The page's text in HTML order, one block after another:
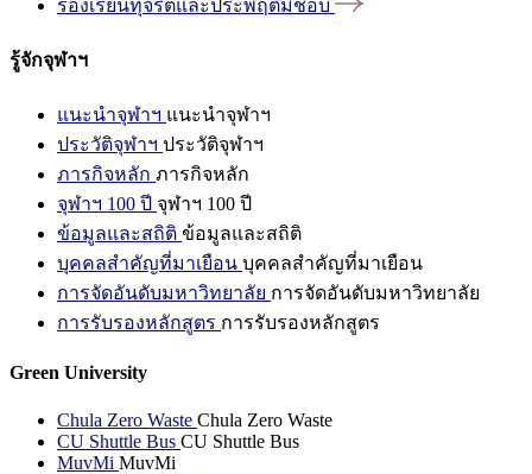
ร้องเรียนทุจริตและประพฤติมิชอบ
รู้จักจุฬาฯ
แนะนำจุฬาฯ แนะนำจุฬาฯ
ประวัติจุฬาฯ ประวัติจุฬาฯ
ภารกิจหลัก ภารกิจหลัก
จุฬาฯ 100 ปี จุฬาฯ 100 ปี
ข้อมูลและสถิติ ข้อมูลและสถิติ
บุคคลสำคัญที่มาเยือน บุคคลสำคัญที่มาเยือน
การจัดอันดับมหาวิทยาลัย การจัดอันดับมหาวิทยาลัย
การรับรองหลักสูตร การรับรองหลักสูตร
Green University
Chula Zero Waste Chula Zero Waste
CU Shuttle Bus CU Shuttle Bus
MuvMi MuvMi